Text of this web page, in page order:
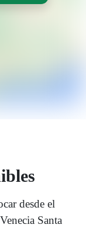
desde el
Santa